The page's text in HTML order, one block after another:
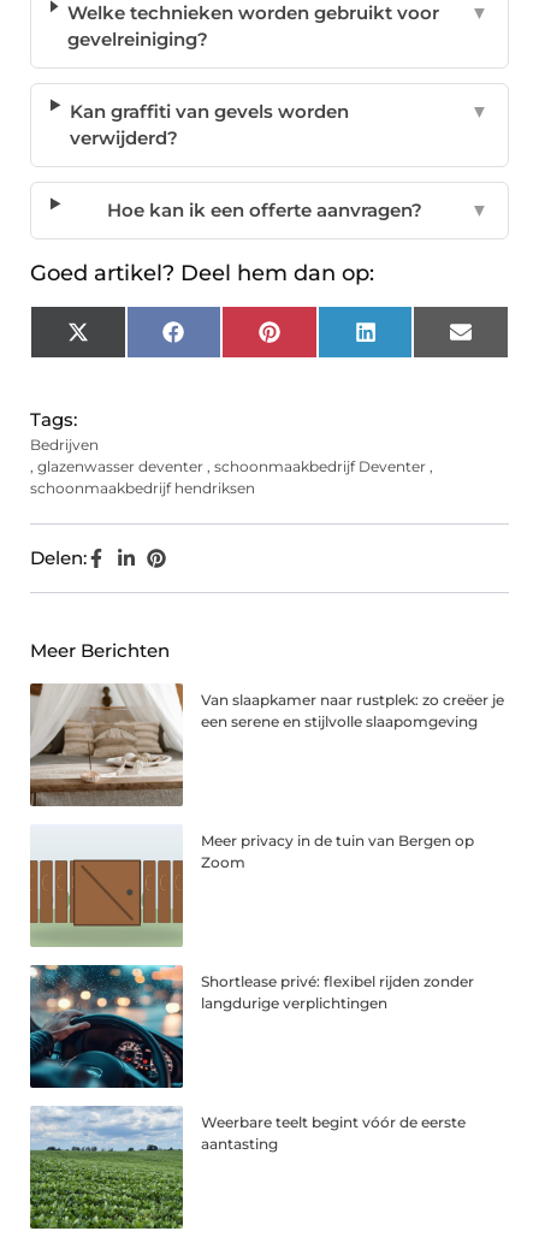
Welke technieken worden gebruikt voor
gevelreiniging?
▼
Kan graffiti van gevels worden
verwijderd?
▼
Hoe kan ik een offerte aanvragen? ▼
Goed artikel? Deel hem dan op:
X
(Twitter)
FacebookPinterest LinkedIn Email
Tags:
Bedrijven
, glazenwasser deventer , schoonmaakbedrijf Deventer ,
schoonmaakbedrijf hendriksen
Delen:
Meer Berichten
Van slaapkamer naar rustplek: zo creëer je
een serene en stijlvolle slaapomgeving
Meer privacy in de tuin van Bergen op
Zoom
Shortlease privé: flexibel rijden zonder
langdurige verplichtingen
Weerbare teelt begint vóór de eerste
aantasting